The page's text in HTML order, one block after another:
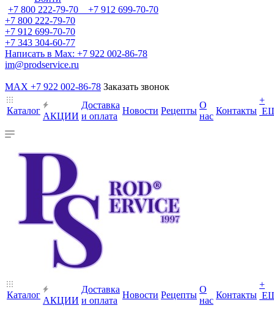
+7 800 222-79-70 +7 912 699-70-70
+7 800 222-79-70
+7 912 699-70-70
+7 343 304-60-77
Написать в Max: +7 922 002-86-78
im@prodservice.ru
MAX +7 922 002-86-78 Заказать звонок
Каталог
АКЦИИ
Доставка
и оплата
Новости Рецепты
О
нас
Контакты
+
Каталог
АКЦИИ
Доставка
и оплата
Новости Рецепты
О
нас
Контакты
+